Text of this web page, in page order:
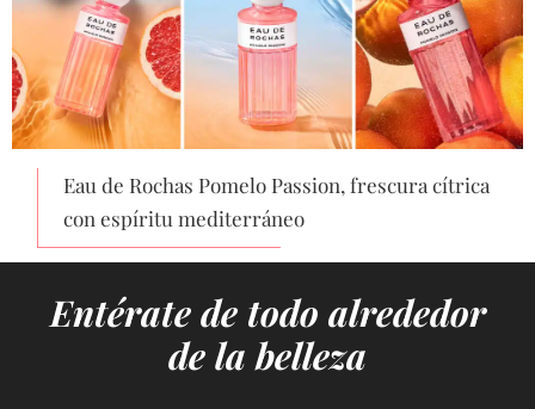
Eau de Rochas Pomelo Passion, frescura cítrica
con espíritu mediterráneo
Entérate de todo alrededor
de la belleza